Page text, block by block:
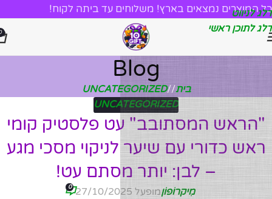
דלג לניווט
דלג לתוכן ראשי
כל המוצרים נמצאים בארץ! משלוחים עד ביתה לקוח!
Blog
בית/
UNCATEGORIZED
UNCATEGORIZED
"הראש המסתובב" עט פלסטיק קומי
ראש כדורי עם שיער לניקוי מסכי מגע
– לבן: יותר מסתם עט!
מִיקרוֹפוֹןמופעל 27/10/2025 0